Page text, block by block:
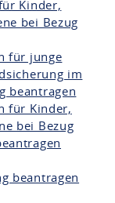
Kinder,
bei Bezug
für junge
im
beantragen
für Kinder,
bei Bezug
beantragen